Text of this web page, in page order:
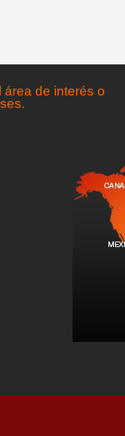
de interés o